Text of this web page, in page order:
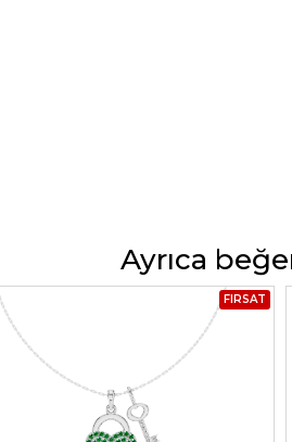
Ayrıca
FIRSAT